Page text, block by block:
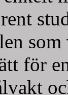
för